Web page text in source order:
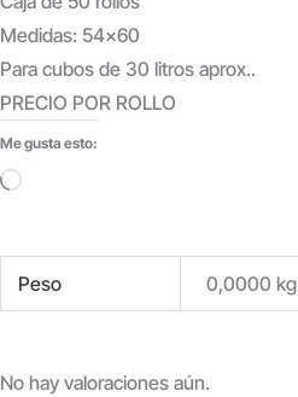
Medidas: 54×60
Para cubos de 30 litros aprox..
PRECIO POR ROLLO
Me gusta esto:
Cargando...
Peso 0,0000 kg
No hay valoraciones aún.